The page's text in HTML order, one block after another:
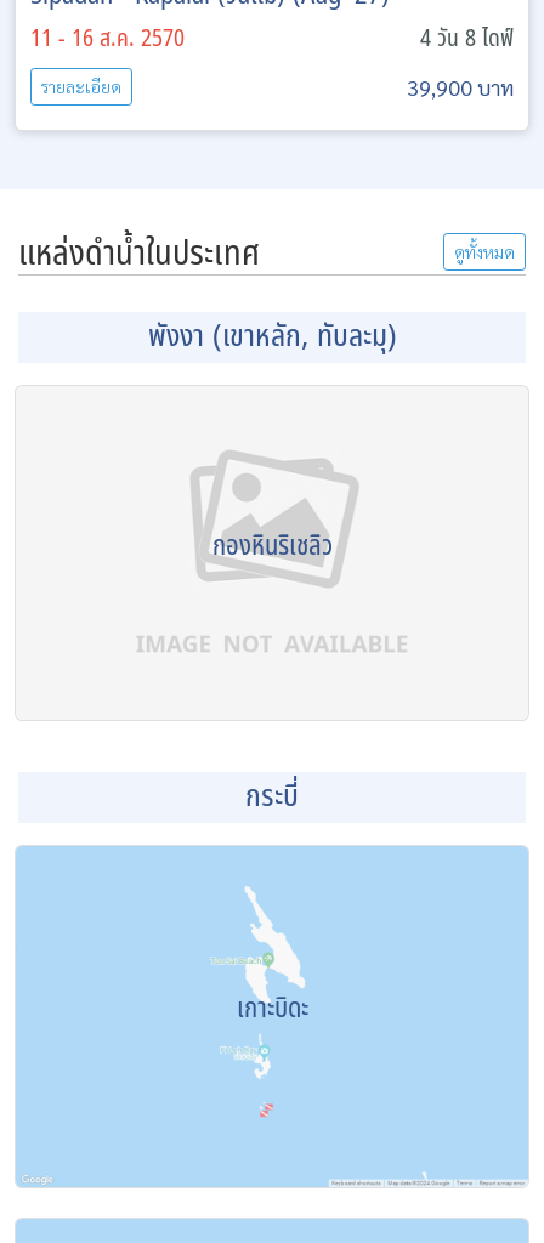
11 - 16 ส.ค. 2570 4 วัน 8 ไดฟ์
รายละเอียด 39,900 บาท
ดูทั้งหมด
แหล่งดำน้ำในประเทศ
พังงา (เขาหลัก, ทับละมุ)
กองหินริเชลิว
กระบี่
เกาะบิดะ